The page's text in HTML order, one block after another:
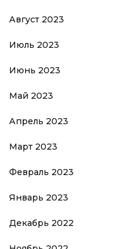
Август 2023
Июль 2023
Июнь 2023
Май 2023
Апрель 2023
Март 2023
Февраль 2023
Январь 2023
Декабрь 2022